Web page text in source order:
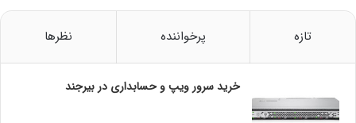
برای این کار هستند.
اگر از روتر استفاده نمی کنید باید بدانید که داده های کسب
و کار شما به مکان مناسبی هدایت نمی شوند. برای مثال اگر
بخواهید یک فایل را پرینت کنید، به یک روتر نیاز دارید تا
بتواند به جای ارسال پیغام پرینت به کامپیوترهای دیگر یا
و
T
تازه پرخواننده نظرها
خرید سرور ویپ و حسابداری در بیرجند